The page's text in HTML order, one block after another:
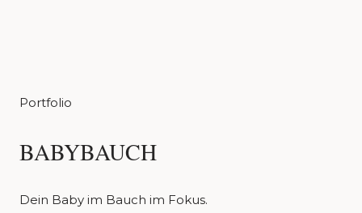
Portfolio
BABYBAUCH
Dein Baby im Bauch im Fokus.